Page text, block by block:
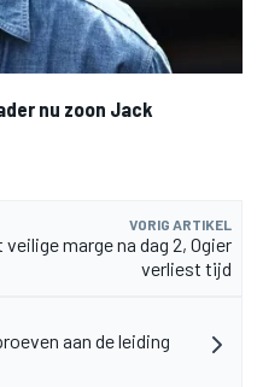
nu zoon Jack
VORIG ARTIKEL
marge na dag 2, Ogier
verliest tijd
aan de leiding